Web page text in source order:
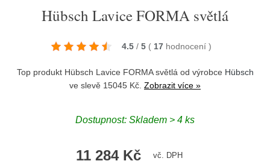
Hübsch Lavice FORMA světlá
4.5 / 5 ( 17 hodnocení )
Top produkt Hübsch Lavice FORMA světlá od výrobce Hübsch
ve slevě 15045 Kč. Zobrazit více »
Dostupnost: Skladem > 4 ks
11 284 Kč vč. DPH